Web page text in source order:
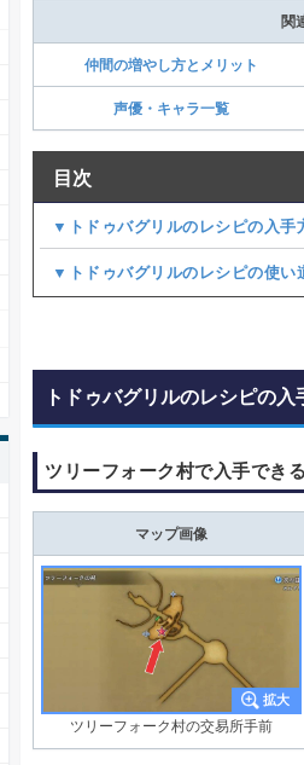
関
仲間の増やし方とメリット
声優・キャラ一覧
目次
▼トドゥバグリルのレシピの入手
▼トドゥバグリルのレシピの使い
トドゥバグリルのレシピの入
ツリーフォーク村で入手できる
マップ画像
ツリーフォーク村の交易所手前